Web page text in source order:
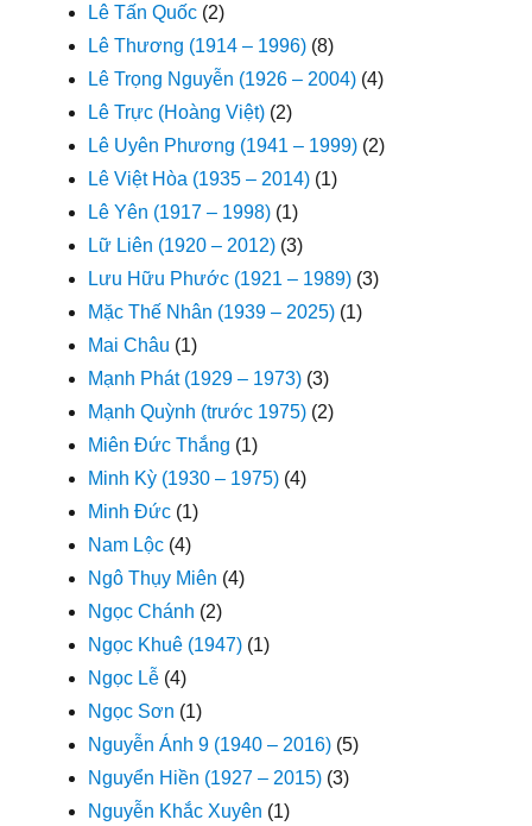
Lê Tấn Quốc (2)
Lê Thương (1914 – 1996) (8)
Lê Trọng Nguyễn (1926 – 2004) (4)
Lê Trực (Hoàng Việt) (2)
Lê Uyên Phương (1941 – 1999) (2)
Lê Việt Hòa (1935 – 2014) (1)
Lê Yên (1917 – 1998) (1)
Lữ Liên (1920 – 2012) (3)
Lưu Hữu Phước (1921 – 1989) (3)
Mặc Thế Nhân (1939 – 2025) (1)
Mai Châu (1)
Mạnh Phát (1929 – 1973) (3)
Mạnh Quỳnh (trước 1975) (2)
Miên Đức Thắng (1)
Minh Kỳ (1930 – 1975) (4)
Minh Đức (1)
Nam Lộc (4)
Ngô Thụy Miên (4)
Ngọc Chánh (2)
Ngọc Khuê (1947) (1)
Ngọc Lễ (4)
Ngọc Sơn (1)
Nguyễn Ánh 9 (1940 – 2016) (5)
Nguyển Hiền (1927 – 2015) (3)
Nguyễn Khắc Xuyên (1)